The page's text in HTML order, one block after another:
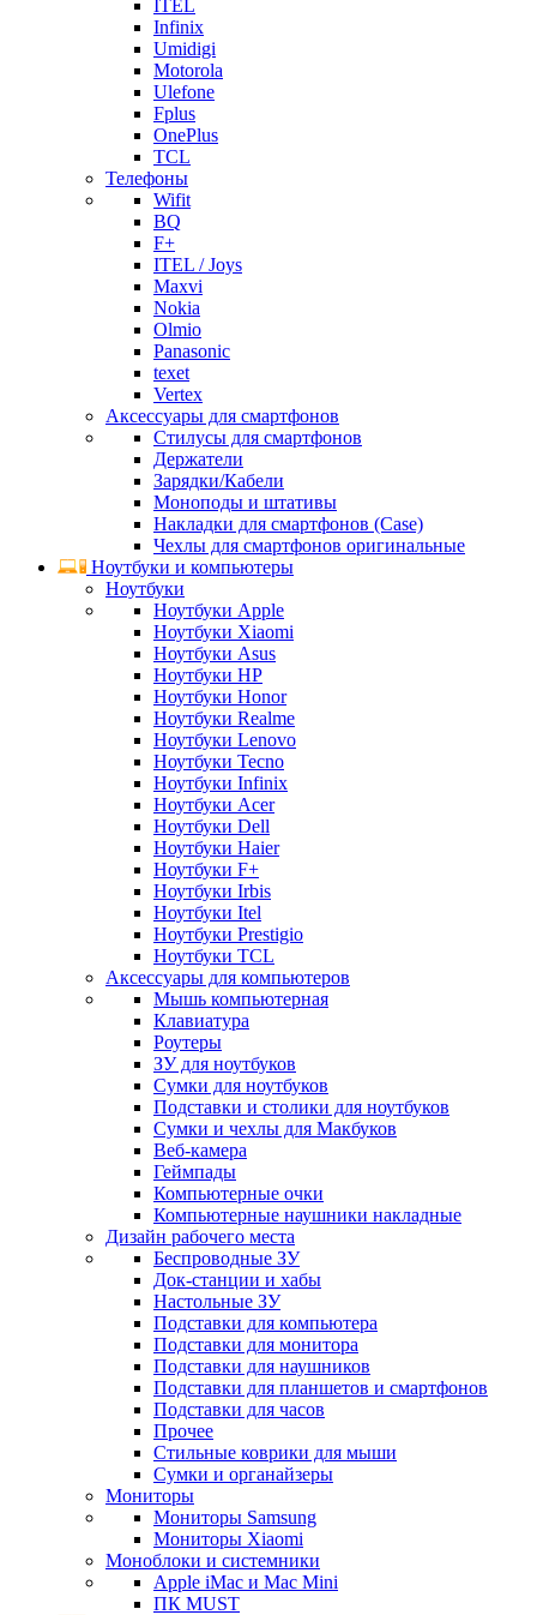
ITEL
Infinix
Umidigi
Motorola
Ulefone
Fplus
OnePlus
TCL
Телефоны
Wifit
BQ
F+
ITEL / Joys
Maxvi
Nokia
Olmio
Panasonic
texet
Vertex
Аксессуары для смартфонов
Стилусы для смартфонов
Держатели
Зарядки/Кабели
Моноподы и штативы
Накладки для смартфонов (Case)
Чехлы для смартфонов оригинальные
Ноутбуки и компьютеры
Ноутбуки
Ноутбуки Apple
Ноутбуки Xiaomi
Ноутбуки Asus
Ноутбуки HP
Ноутбуки Honor
Ноутбуки Realme
Ноутбуки Lenovo
Ноутбуки Tecno
Ноутбуки Infinix
Ноутбуки Acer
Ноутбуки Dell
Ноутбуки Haier
Ноутбуки F+
Ноутбуки Irbis
Ноутбуки Itel
Ноутбуки Prestigio
Ноутбуки TCL
Аксессуары для компьютеров
Мышь компьютерная
Клавиатура
Роутеры
ЗУ для ноутбуков
Сумки для ноутбуков
Подставки и столики для ноутбуков
Сумки и чехлы для Макбуков
Веб-камера
Геймпады
Компьютерные очки
Компьютерные наушники накладные
Дизайн рабочего места
Беспроводные ЗУ
Док-станции и хабы
Настольные ЗУ
Подставки для компьютера
Подставки для монитора
Подставки для наушников
Подставки для планшетов и смартфонов
Подставки для часов
Прочее
Стильные коврики для мыши
Сумки и органайзеры
Мониторы
Мониторы Samsung
Мониторы Xiaomi
Моноблоки и системники
Apple iMac и Mac Mini
ПК MUST